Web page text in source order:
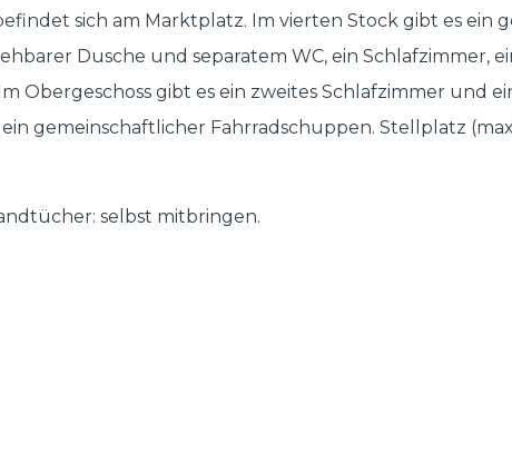
sich am Marktplatz. Im vierten Stock gibt es ein
Dusche und separatem WC, ein Schlafzimmer,
Obergeschoss gibt es ein zweites Schlafzimmer und
gemeinschaftlicher Fahrradschuppen. Stellplatz
selbst mitbringen.